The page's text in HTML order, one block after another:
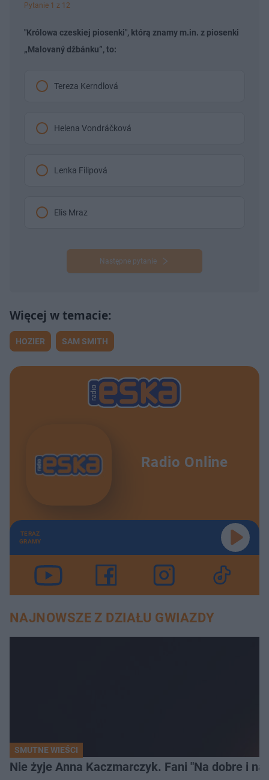
Pytanie 1 z 12
"Królowa czeskiej piosenki", którą znamy m.in. z piosenki
„Malovaný džbánku”, to:
Tereza Kerndlová
Helena Vondráčková
Lenka Filipová
Elis Mraz
Następne pytanie
HOZIER SAM SMITH
Radio Online
TERAZ
GRAMY
NAJNOWSZE Z DZIAŁU GWIAZDY
SMUTNE WIEŚCI
Nie żyje Anna Kaczmarczyk. Fani "Na dobre i na